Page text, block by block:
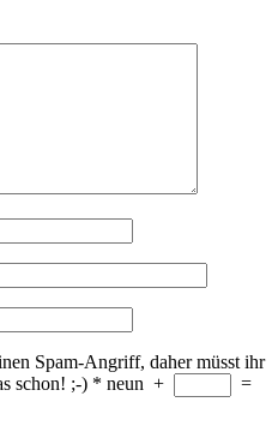
Spam-Angriff, daher müsst ihr
schon! ;-) * neun +
=